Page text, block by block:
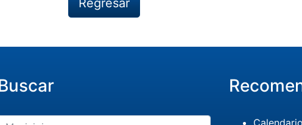
Regresar